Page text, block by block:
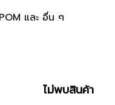
และ อื่น ๆ
ไม่พบสินค้า